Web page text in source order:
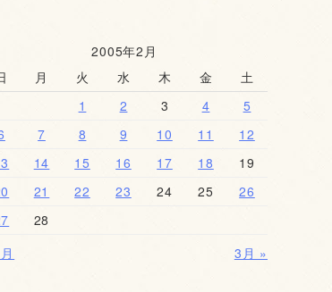
2005年2月
月 火 水 木 金
土
1
2 3 4
5
7 8 9 10 11
12
14 15 16 17 18
19
21 22 23 24 25
26
28
3月 »